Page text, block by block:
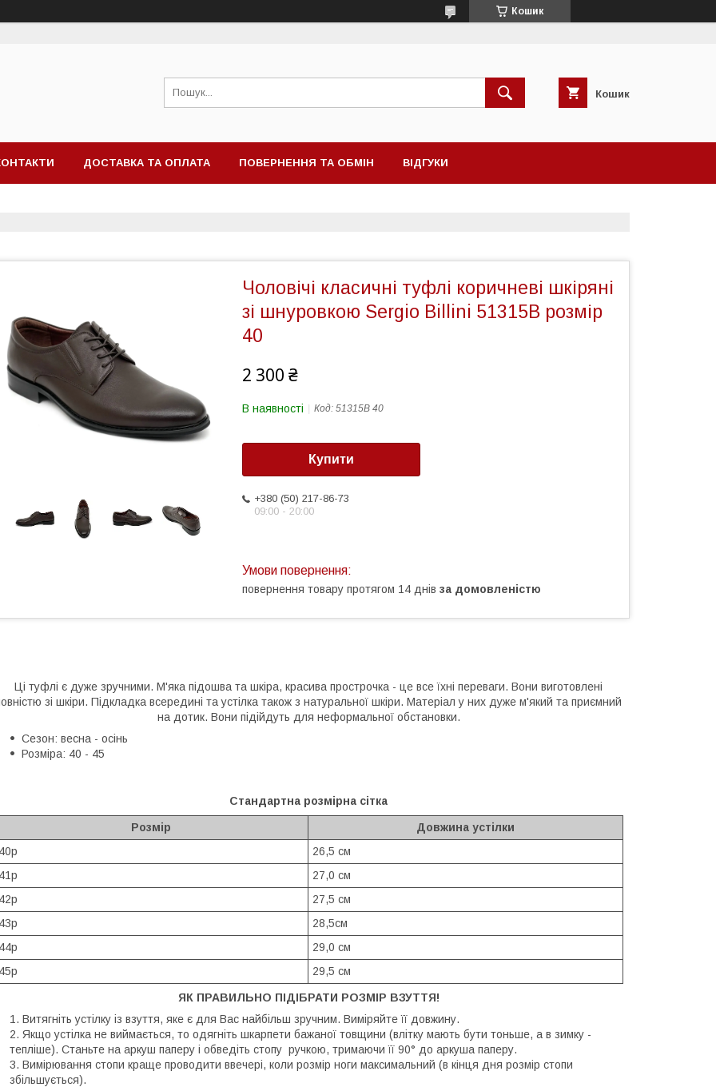
Кошик
Кошик
ДОСТАВКА ТА ОПЛАТА ПОВЕРНЕННЯ ТА ОБМІН ВІДГУКИ
Чоловічі класичні туфлі коричневі шкіряні
зі шнуровкою Sergio Billini 51315B розмір
40
2 300 ₴
В наявності Код: 51315B 40
Купити
+380 (50) 217-86-73
09:00 - 20:00
повернення товару протягом 14 днів за домовленістю
Ці туфлі є дуже зручними. М'яка підошва та шкіра, красива прострочка - це все їхні переваги. Вони виготовлені
зі шкіри. Підкладка всередині та устілка також з натуральної шкіри. Матеріал у них дуже м'який та приємний
на дотик. Вони підійдуть для неформальної обстановки.
Сезон: весна - осінь
Розміра: 40 - 45
Стандартна розмірна сітка
Розмір
Довжина устілки
26,5 см
27,0 см
27,5 см
28,5см
29,0 см
29,5 см
ЯК ПРАВИЛЬНО ПІДІБРАТИ РОЗМІР ВЗУТТЯ!
Витягніть устілку із взуття, яке є для Вас найбільш зручним. Виміряйте її довжину.
Якщо устілка не виймається, то одягніть шкарпети бажаної товщини (влітку мають бути тоньше, а в зимку -
тепліше). Станьте на аркуш паперу і обведіть стопу ручкою, тримаючи її 90° до аркуша паперу.
Вимірювання стопи краще проводити ввечері, коли розмір ноги максимальний (в кінця дня розмір стопи
збільшується).